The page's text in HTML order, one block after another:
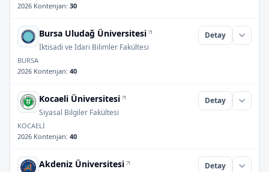
2026 Kontenjan: 30
Bursa Uludağ Üniversitesi
İktisadi ve İdari Bilimler Fakültesi
Detay
BURSA
2026 Kontenjan: 40
Kocaeli Üniversitesi
Siyasal Bilgiler Fakültesi
Detay
KOCAELİ
2026 Kontenjan: 40
Akdeniz Üniversitesi Detay